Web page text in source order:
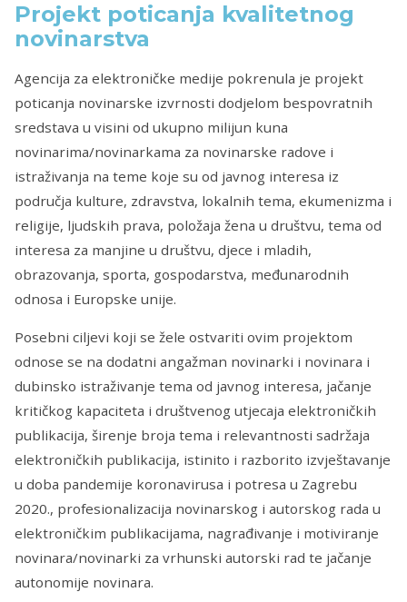
Projekt poticanja kvalitetnog
novinarstva
Agencija za elektroničke medije pokrenula je projekt
poticanja novinarske izvrnosti dodjelom bespovratnih
sredstava u visini od ukupno milijun kuna
novinarima/novinarkama za novinarske radove i
istraživanja na teme koje su od javnog interesa iz
područja kulture, zdravstva, lokalnih tema, ekumenizma i
religije, ljudskih prava, položaja žena u društvu, tema od
interesa za manjine u društvu, djece i mladih,
obrazovanja, sporta, gospodarstva, međunarodnih
odnosa i Europske unije.
Posebni ciljevi koji se žele ostvariti ovim projektom
odnose se na dodatni angažman novinarki i novinara i
dubinsko istraživanje tema od javnog interesa, jačanje
kritičkog kapaciteta i društvenog utjecaja elektroničkih
publikacija, širenje broja tema i relevantnosti sadržaja
elektroničkih publikacija, istinito i razborito izvještavanje
u doba pandemije koronavirusa i potresa u Zagrebu
2020., profesionalizacija novinarskog i autorskog rada u
elektroničkim publikacijama, nagrađivanje i motiviranje
novinara/novinarki za vrhunski autorski rad te jačanje
autonomije novinara.